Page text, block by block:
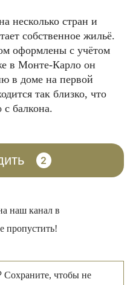
несколько стран и
собственное жильё.
оформлены с учётом
в Монте-Карло он
в доме на первой
так близко, что
балкона.
2
наш канал в
пропустить!
Сохраните, чтобы не